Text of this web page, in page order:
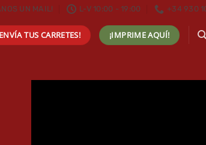
UN MAIL! L-V 10:00 - 19:00 +34 930
TUS CARRETES! ¡IMPRIME AQUÍ!